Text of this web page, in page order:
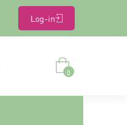
Log-in
0